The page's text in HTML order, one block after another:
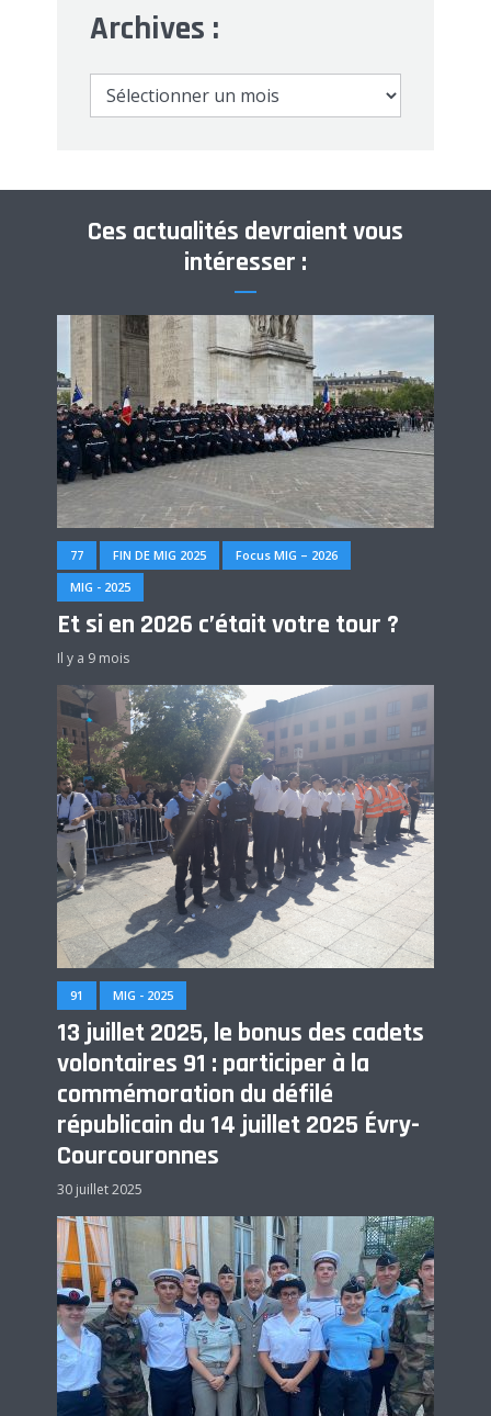
Archives :
Archives
Ces actualités devraient vous
intéresser :
77 FIN DE MIG 2025
Focus MIG – 2026
MIG - 2025
Et si en 2026 c’était votre tour ?
Il y a 9 mois
91 MIG - 2025
13 juillet 2025, le bonus des cadets
volontaires 91 : participer à la
commémoration du défilé
républicain du 14 juillet 2025 Évry-
Courcouronnes
30 juillet 2025